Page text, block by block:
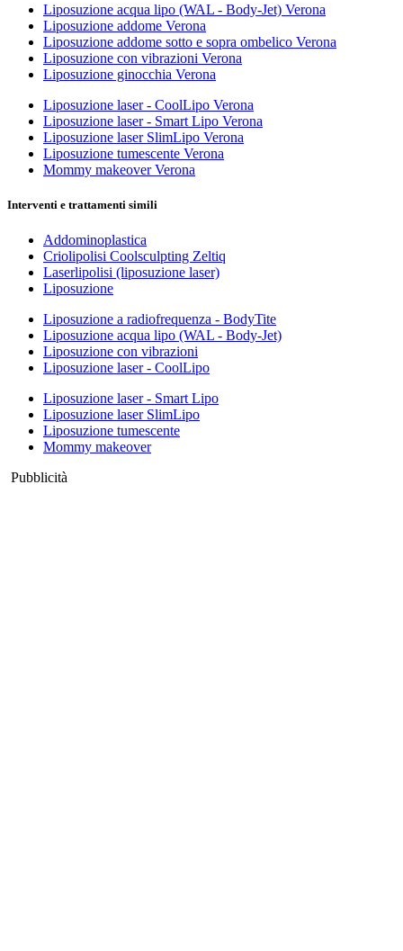
Liposuzione acqua lipo (WAL - Body-Jet) Verona
Liposuzione addome Verona
Liposuzione addome sotto e sopra ombelico Verona
Liposuzione con vibrazioni Verona
Liposuzione ginocchia Verona
Liposuzione laser - CoolLipo Verona
Liposuzione laser - Smart Lipo Verona
Liposuzione laser SlimLipo Verona
Liposuzione tumescente Verona
Mommy makeover Verona
Interventi e trattamenti simili
Addominoplastica
Criolipolisi Coolsculpting Zeltiq
Laserlipolisi (liposuzione laser)
Liposuzione
Liposuzione a radiofrequenza - BodyTite
Liposuzione acqua lipo (WAL - Body-Jet)
Liposuzione con vibrazioni
Liposuzione laser - CoolLipo
Liposuzione laser - Smart Lipo
Liposuzione laser SlimLipo
Liposuzione tumescente
Mommy makeover
Pubblicità